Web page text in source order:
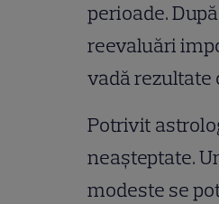
perioade.
reevaluări
vadă rezultate
Potrivit
neașteptate.
modeste se